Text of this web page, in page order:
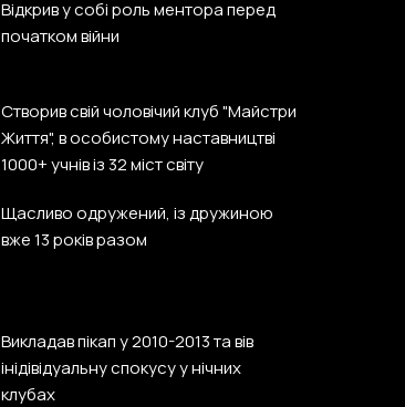
Відкрив у собі роль ментора перед
початком війни
Створив свій чоловічий клуб "Майстри
Життя", в особистому наставництві
1000+ учнів із 32 міст світу
Щасливо одружений, із дружиною
вже 13 років разом
Викладав пікап у 2010-2013 та вів
інідівідуальну спокусу у нічних
клубах